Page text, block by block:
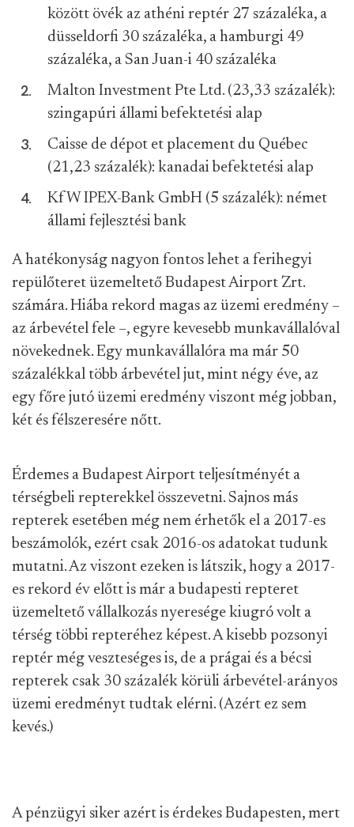
között övék az athéni reptér 27 százaléka, a
düsseldorfi 30 százaléka, a hamburgi 49
százaléka, a San Juan-i 40 százaléka
Malton Investment Pte Ltd. (23,33 százalék):
szingapúri állami befektetési alap
Caisse de dépot et placement du Québec
(21,23 százalék): kanadai befektetési alap
KfW IPEX-Bank GmbH (5 százalék): német
állami fejlesztési bank
A hatékonyság nagyon fontos lehet a ferihegyi
repülőteret üzemeltető Budapest Airport Zrt.
számára. Hiába rekord magas az üzemi eredmény –
az árbevétel fele –, egyre kevesebb munkavállalóval
növekednek. Egy munkavállalóra ma már 50
százalékkal több árbevétel jut, mint négy éve, az
egy főre jutó üzemi eredmény viszont még jobban,
két és félszeresére nőtt.
Érdemes a Budapest Airport teljesítményét a
térségbeli repterekkel összevetni. Sajnos más
repterek esetében még nem érhetők el a 2017-es
beszámolók, ezért csak 2016-os adatokat tudunk
mutatni. Az viszont ezeken is látszik, hogy a 2017-
es rekord év előtt is már a budapesti repteret
üzemeltető vállalkozás nyeresége kiugró volt a
térség többi repteréhez képest. A kisebb pozsonyi
reptér még veszteséges is, de a prágai és a bécsi
repterek csak 30 százalék körüli árbevétel-arányos
üzemi eredményt tudtak elérni. (Azért ez sem
kevés.)
A pénzügyi siker azért is érdekes Budapesten, mert